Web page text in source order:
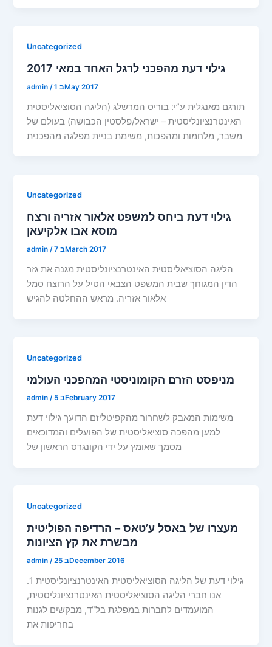
Uncategorized
גילוי דעת מהפכני לרגל האחד במאי 2017
admin / 1 בMay 2017
תורגם מאנגלית ע”י: בוריס המרשלג (הליגה הסוציאליסטית
האינטרנציונליסטית – ישראל/פלסטין הכבושה) בעולם של
משבר, מלחמות ומהפכות, משימת בניית מפלגה מהפכנית
Uncategorized
גילוי דעת ביחס למשפט אלאור אזריה ורצח
מוסא אבו אלקיעאן
admin/ 7 בMarch 2017
הליגה הסוציאליסטית האינטרנציונליסטית מגנה את גזר
הדין המגוחך שבית המשפט הצבאי הטיל על הרוצח סמל
אלאור אזריה. מראש ההחלטה להגיש
Uncategorized
מניפסט הזרם הקומוניסטי המהפכני העולמי
admin/ 5 בFebruary 2017
משימות המאבק לשחרור מהקפיטליזם הדועך גילוי דעת
למען מהפכה סוציאליסטית של הפועלים והמדוכאים
מסמך שאומץ על ידי הקונגרס הראשון של
Uncategorized
מעצרו של באסל ע’טאס – הרדיפה הפוליטית
מבשרת את קץ הציונות
admin/ 25 בDecember 2016
גילוי דעת של הליגה הסוציאליסטית האינטרנציונליסטית 1.
אנו חברי הליגה הסוציאליסטית האינטרנציונליסטית,
המועמדים לחברות במפלגת בל”ד, מבקשים לגנות
בחריפות את